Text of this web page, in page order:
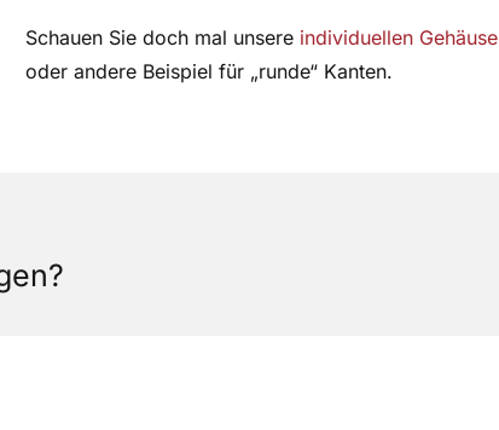
Schauen Sie doch mal unsere individuellen Gehäuse
oder andere Beispiel für „runde“ Kanten.